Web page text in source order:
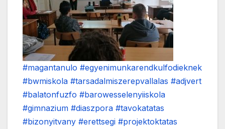
#magantanulo #egyenimunkarendkulfodieknek
#bwmiskola #tarsadalmiszerepvallalas #adjvert
#balatonfuzfo #barowesselenyiiskola
#gimnazium #diaszpora #tavokatatas
#bizonyitvany #erettsegi #projektoktatas